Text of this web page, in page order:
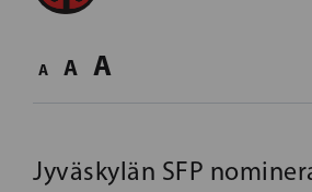
A A A
Jyväskylän SFP